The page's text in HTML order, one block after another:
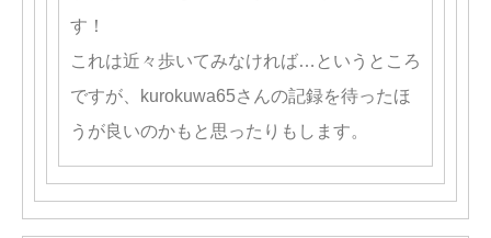
す！
これは近々歩いてみなければ…というところ
ですが、kurokuwa65さんの記録を待ったほ
うが良いのかもと思ったりもします。